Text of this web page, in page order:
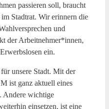
passieren soll, braucht
Stadtrat. Wir erinnern die
und
der Arbeitnehmer*innen,
ein.
unsere Stadt. Mit der
ist ganz aktuell eines
Andere wichtige
einsetzen, ist eine